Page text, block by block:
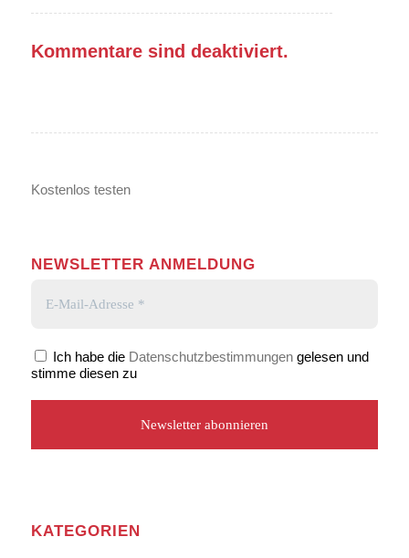
Kommentare sind deaktiviert.
Kostenlos testen
NEWSLETTER ANMELDUNG
Ich habe die Datenschutzbestimmungengelesen und
stimme diesen zu
KATEGORIEN